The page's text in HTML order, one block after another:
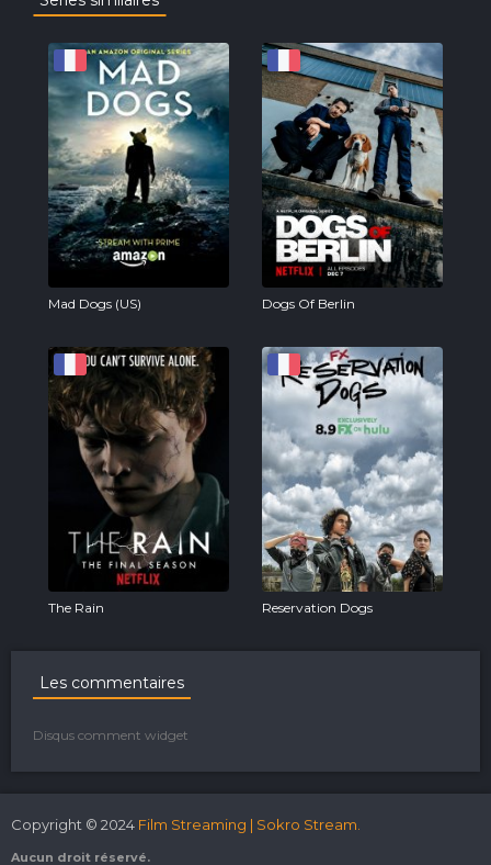
Mad Dogs (US) Dogs Of Berlin
The Rain Reservation Dogs
Les commentaires
Disqus comment widget
Copyright © 2024 Film Streaming | Sokro Stream.
Aucun droit réservé.